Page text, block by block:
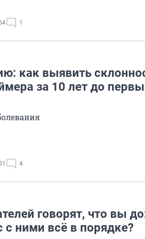
1
как выявить
за 10 лет до
4
говорят, что вы
с ними всё в порядке?